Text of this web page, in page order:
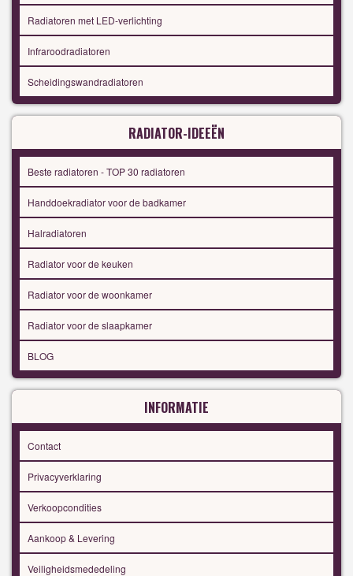
Radiatoren met LED-verlichting
Infraroodradiatoren
Scheidingswandradiatoren
RADIATOR-IDEEËN
Beste radiatoren - TOP 30 radiatoren
Handdoekradiator voor de badkamer
Halradiatoren
Radiator voor de keuken
Radiator voor de woonkamer
Radiator voor de slaapkamer
BLOG
INFORMATIE
Contact
Privacyverklaring
Verkoopcondities
Aankoop & Levering
Veiligheidsmededeling